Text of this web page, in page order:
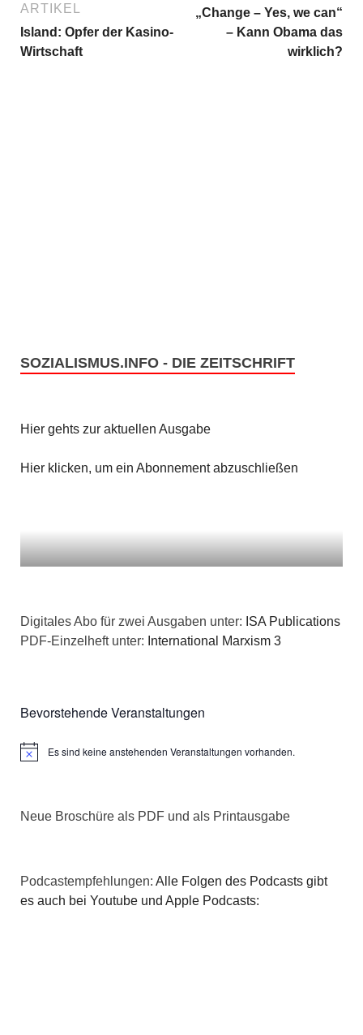
ARTIKEL
Island: Opfer der Kasino-
Wirtschaft
„Change – Yes, we can“
– Kann Obama das
wirklich?
SOZIALISMUS.INFO - DIE ZEITSCHRIFT
Hier gehts zur aktuellen Ausgabe
Hier klicken, um ein Abonnement abzuschließen
Digitales Abo für zwei Ausgaben unter: ISA Publications
PDF-Einzelheft unter: International Marxism 3
Bevorstehende Veranstaltungen
HinweisEs sind keine anstehenden Veranstaltungen vorhanden.
Neue Broschüre als PDF und als Printausgabe
Podcastempfehlungen: Alle Folgen des Podcasts gibt
es auch bei Youtube und Apple Podcasts: